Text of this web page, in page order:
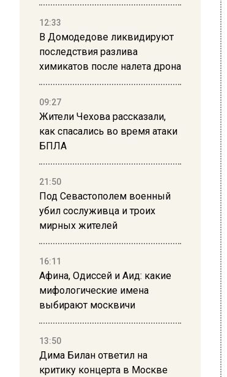
12:33
В Домодедове ликвидируют
последствия разлива
химикатов после налета дрона
09:27
Жители Чехова рассказали,
как спасались во время атаки
БПЛА
21:50
Под Севастополем военный
убил сослуживца и троих
мирных жителей
16:11
Афина, Одиссей и Аид: какие
мифологические имена
выбирают москвичи
13:50
Дима Билан ответил на
критику концерта в Москве